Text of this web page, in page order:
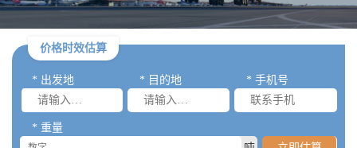
价格时效估算
* 出发地 * 目的地 * 手机号
* 重量